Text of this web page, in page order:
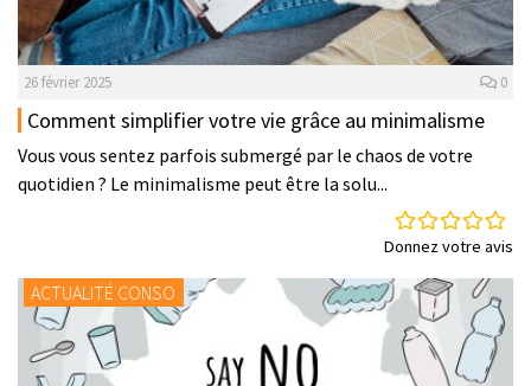
26 février 2025 0
Comment simplifier votre vie grâce au minimalisme
Vous vous sentez parfois submergé par le chaos de votre
quotidien ? Le minimalisme peut être la solu...
Donnez votre avis
ACTUALITÉ CONSO